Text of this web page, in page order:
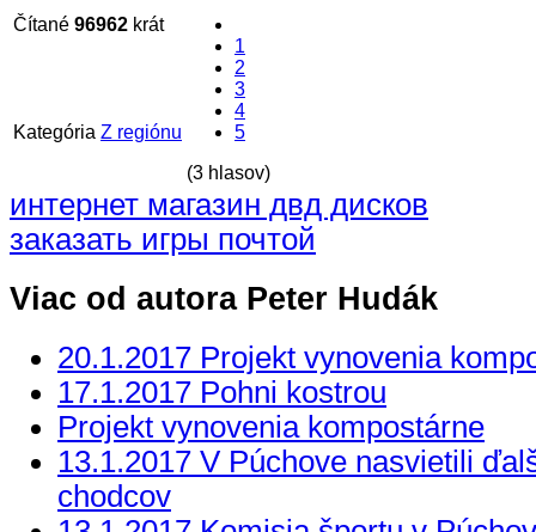
Čítané 96962 krát
1
2
3
4
5
(3 hlasov)
Kategória Z regiónu
интернет магазин двд дисков
заказать игры почтой
Viac od autora Peter Hudák
20.1.2017 Projekt vynovenia
17.1.2017 Pohni kostrou
Projekt vynovenia kompostárne
13.1.2017 V Púchove nasvietili
chodcov